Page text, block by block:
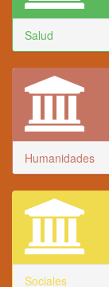
Salud
Humanidades
Sociales